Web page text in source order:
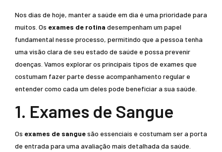
Nos dias de hoje, manter a saúde em dia é uma prioridade para
muitos. Os exames de rotina desempenham um papel
fundamental nesse processo, permitindo que a pessoa tenha
uma visão clara de seu estado de saúde e possa prevenir
doenças. Vamos explorar os principais tipos de exames que
costumam fazer parte desse acompanhamento regular e
entender como cada um deles pode beneficiar a sua saúde.
1. Exames de Sangue
Os exames de sanguesão essenciais e costumam ser a porta
de entrada para uma avaliação mais detalhada da saúde.